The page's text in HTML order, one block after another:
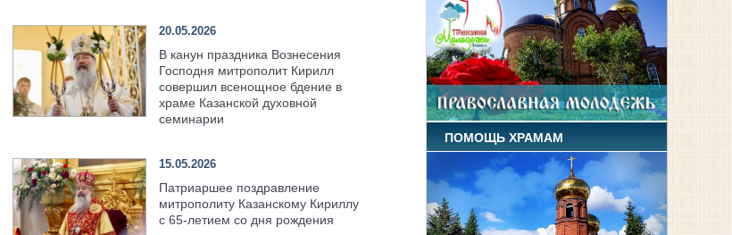
20.05.2026
В канун праздника Вознесения
Господня митрополит Кирилл
совершил всенощное бдение в
храме Казанской духовной
семинарии
15.05.2026
Патриаршее поздравление
митрополиту Казанскому Кириллу
с 65-летием со дня рождения
ПОМОЩЬ ХРАМАМ